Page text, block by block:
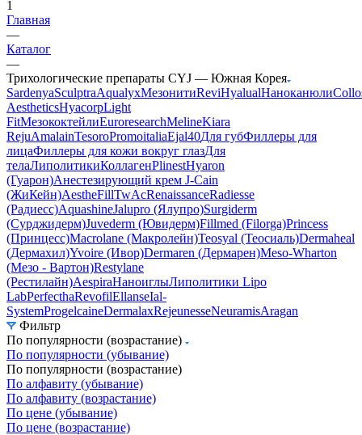
1
Главная
—
Каталог
—
Трихологические препараты CYJ — Южная Корея
SardenyaSculptraAqualyxМезонитиReviHyalualНаноканюли
AestheticsHyacorpLight
FitМезококтейлиEuroresearchMelineKiara
RejuAmalainTesoroPromoitaliaEjal40Для губФиллеры для
лицаФиллеры для кожи вокруг глазДля
телаЛиполитикиКоллагенPlinestHyaron
(Гуарон)Анестезирующий крем J-Cain
(ЖиКейн)AestheFillTwAcRenaissanceRadiesse
(Радиесс)AquashineJalupro (Ялупро)Surgiderm
(Сурджидерм)Juvederm (Ювидерм)Fillmed (Filorga)Princess
(Принцесс)Macrolane (Макролейн)Teosyal (Теосиаль)Dermaheal
(Дермахил)Yvoire (Ивор)Dermaren (Дермарен)Meso-Wharton
(Мезо - Вартон)Restylane
(Рестилайн)AespiraНаноиглыЛиполитики Lipo
LabPerfecthaRevofilEllanseIal-
SystemProgelcaineDermalaxRejeunesseNeuramisAragan
Фильтр
По популярности (возрастание)
По популярности (убывание)
По популярности (возрастание)
По алфавиту (убывание)
По алфавиту (возрастание)
По цене (убывание)
По цене (возрастание)